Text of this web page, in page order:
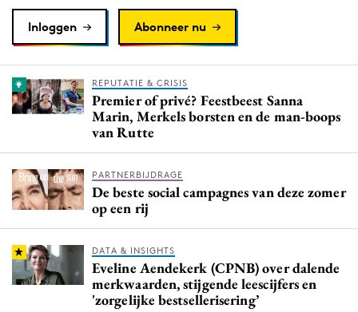
Inloggen Abonneer nu
REPUTATIE & CRISIS
Premier of privé? Feestbeest Sanna
Marin, Merkels borsten en de man-boops
van Rutte
PARTNERBIJDRAGE
De beste social campagnes van deze zomer
op een rij
DATA & INSIGHTS
Eveline Aendekerk (CPNB) over dalende
merkwaarden, stijgende leescijfers en
'zorgelijke bestsellerisering’